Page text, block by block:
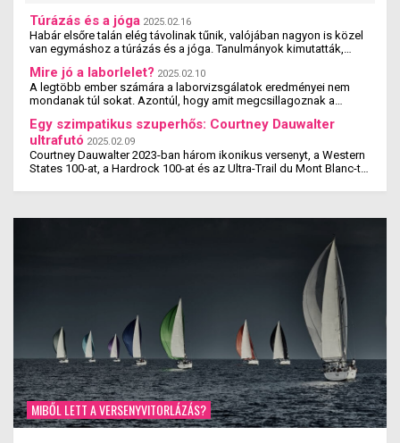
Túrázás és a jóga 2025.02.16
Habár elsőre talán elég távolinak tűnik, valójában nagyon is közel
van egymáshoz a túrázás és a jóga. Tanulmányok kimutatták,
Mire jó a laborlelet? 2025.02.10
A legtöbb ember számára a laborvizsgálatok eredményei nem
mondanak túl sokat. Azontúl, hogy amit megcsillagoznak a
Egy szimpatikus szuperhős: Courtney Dauwalter
ultrafutó 2025.02.09
Courtney Dauwalter 2023-ban három ikonikus versenyt, a Western
States 100-at, a Hardrock 100-at és az Ultra-Trail du Mont Blanc-t
MIBŐL LETT A VERSENYVITORLÁZÁS?